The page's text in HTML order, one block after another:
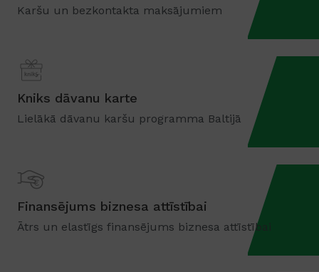
Karšu un bezkontakta maksājumiem
Kniks dāvanu karte
Lielākā dāvanu karšu programma Baltijā
Finansējums biznesa attīstībai
Ātrs un elastīgs finansējums biznesa attīstībai